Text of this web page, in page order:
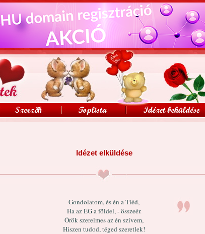
Idézet elküldése
Gondolatom, és én a Tiéd,
Ha az ÉG a földel, - összeér.
Örök szerelmes az én szívem,
Hiszen tudod, téged szeretlek!